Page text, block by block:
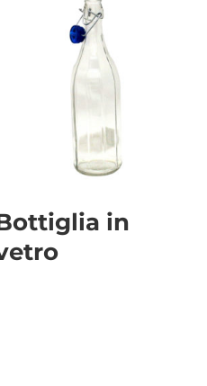
in